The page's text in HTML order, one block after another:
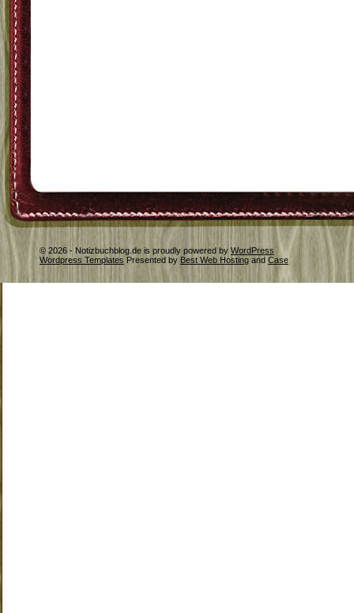
© 2026 - Notizbuchblog.de is proudly powered by WordPress
Wordpress Templates Presented by Best Web Hosting and Case